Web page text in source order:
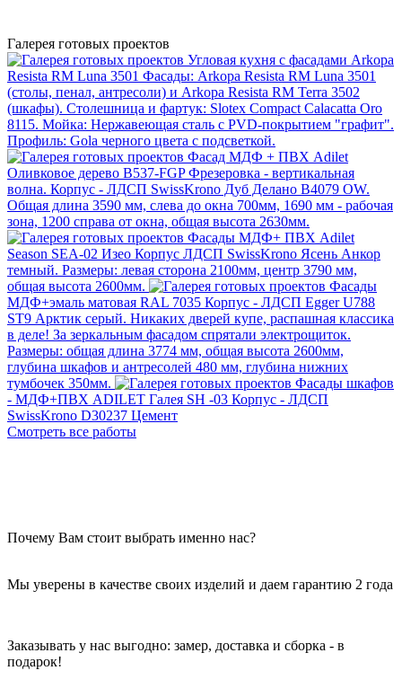
Галерея готовых проектов
Угловая кухня с фасадами Arkopa
Resista RM Luna 3501 Фасады: Arkopa Resista RM Luna 3501
(столы, пенал, антресоли) и Arkopa Resista RM Terra 3502
(шкафы). Столешница и фартук: Slotex Compact Calacatta Oro
8115. Мойка: Нержавеющая сталь с PVD-покрытием "графит".
Профиль: Gola черного цвета с подсветкой.
Фасад МДФ + ПВХ Adilet
Оливковое дерево B537-FGP Фрезеровка - вертикальная
волна. Корпус - ЛДСП SwissKrono Дуб Делано В4079 OW.
Общая длина 3590 мм, слева до окна 700мм, 1690 мм - рабочая
зона, 1200 справа от окна, общая высота 2630мм.
Фасады МДФ+ ПВХ Adilet
Season SEA-02 Изео Корпус ЛДСП SwissKrono Ясень Анкор
темный. Размеры: левая сторона 2100мм, центр 3790 мм,
общая высота 2600мм.
Фасады
МДФ+эмаль матовая RAL 7035 Корпус - ЛДСП Egger U788
ST9 Арктик серый. Никаких дверей купе, распашная классика
в деле! За зеркальным фасадом спрятали электрощиток.
Размеры: общая длина 3774 мм, общая высота 2600мм,
глубина шкафов и антресолей 480 мм, глубина нижних
тумбочек 350мм.
Фасады шкафов
- МДФ+ПВХ ADILET Галея SH -03 Корпус - ЛДСП
SwissKrono D30237 Цемент
Смотреть все работы
Почему Вам стоит выбрать именно нас?
Мы уверены в качестве своих изделий и даем гарантию 2 года
Заказывать у нас выгодно: замер, доставка и сборка - в
подарок!